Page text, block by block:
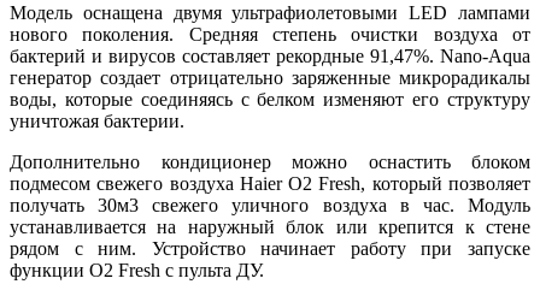
Модель оснащена двумя ультрафиолетовыми LED лампами
нового поколения. Средняя степень очистки воздуха от
бактерий и вирусов составляет рекордные 91,47%. Nano-Aqua
генератор создает отрицательно заряженные микрорадикалы
воды, которые соединяясь с белком изменяют его структуру
уничтожая бактерии.
Дополнительно кондиционер можно оснастить блоком
подмесом свежего воздуха Haier O2 Fresh, который позволяет
получать 30м3 свежего уличного воздуха в час. Модуль
устанавливается на наружный блок или крепится к стене
рядом с ним. Устройство начинает работу при запуске
функции O2 Fresh с пульта ДУ.